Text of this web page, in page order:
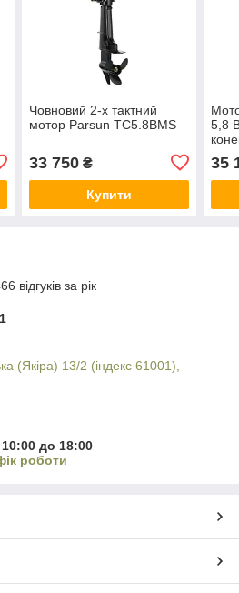
Човновий 2-х тактний
мотор Parsun ТС5.8BMS
33 750₴
Купити
5,8
35
відгуків за рік
(Якіра) 13/2 (індекс 61001),
до 18:00
роботи